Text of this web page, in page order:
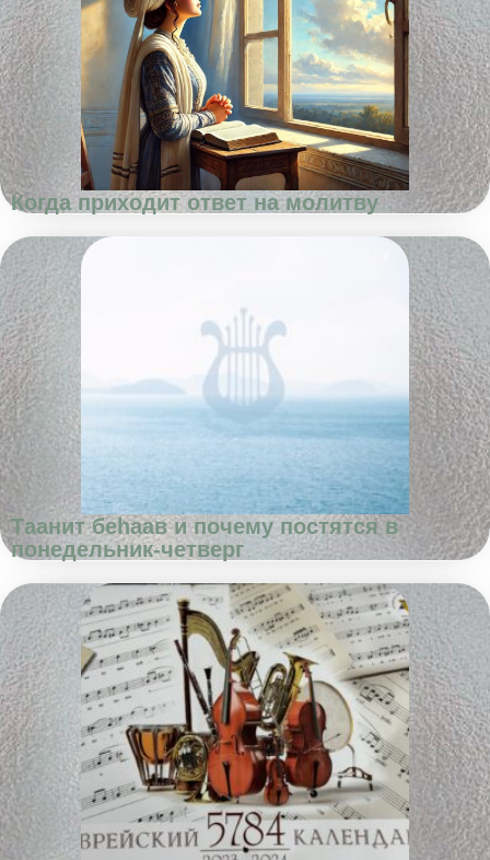
Когда приходит ответ на молитву
Таанит беhаав и почему постятся в
понедельник-четверг